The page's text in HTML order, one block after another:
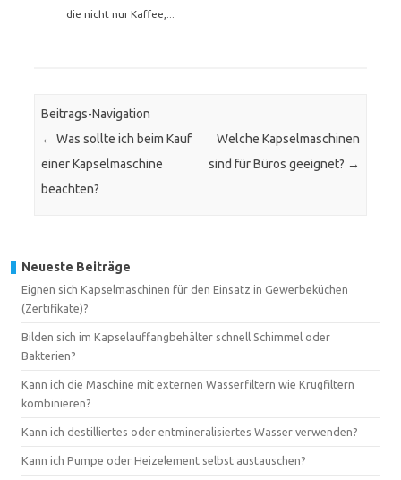
die nicht nur Kaffee,...
Beitrags-Navigation
← Was sollte ich beim Kauf
einer Kapselmaschine
beachten?
Welche Kapselmaschinen
sind für Büros geeignet? →
Neueste Beiträge
Eignen sich Kapselmaschinen für den Einsatz in Gewerbeküchen
(Zertifikate)?
Bilden sich im Kapselauffangbehälter schnell Schimmel oder
Bakterien?
Kann ich die Maschine mit externen Wasserfiltern wie Krugfiltern
kombinieren?
Kann ich destilliertes oder entmineralisiertes Wasser verwenden?
Kann ich Pumpe oder Heizelement selbst austauschen?